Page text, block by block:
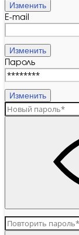
Изменить
E-mail
Изменить
Пароль
Изменить